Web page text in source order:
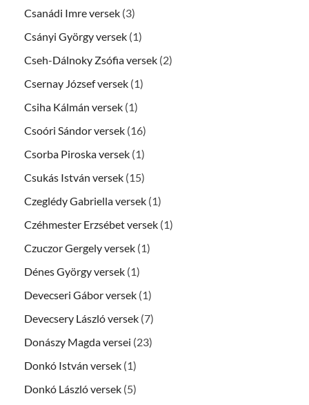
Csanádi Imre versek (3)
Csányi György versek (1)
Cseh-Dálnoky Zsófia versek (2)
Csernay József versek (1)
Csiha Kálmán versek (1)
Csoóri Sándor versek (16)
Csorba Piroska versek (1)
Csukás István versek (15)
Czeglédy Gabriella versek (1)
Czéhmester Erzsébet versek (1)
Czuczor Gergely versek (1)
Dénes György versek (1)
Devecseri Gábor versek (1)
Devecsery László versek (7)
Donászy Magda versei (23)
Donkó István versek (1)
Donkó László versek (5)